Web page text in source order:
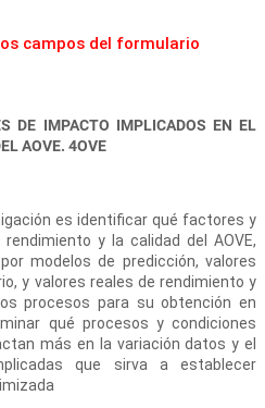
campos del formulario
DE IMPACTO IMPLICADOS EN EL
AOVE. 4OVE
es identificar qué factores y
y la calidad del AOVE,
modelos de predicción, valores
y valores reales de rendimiento y
procesos para su obtención en
qué procesos y condiciones
más en la variación datos y el
que sirva a establecer